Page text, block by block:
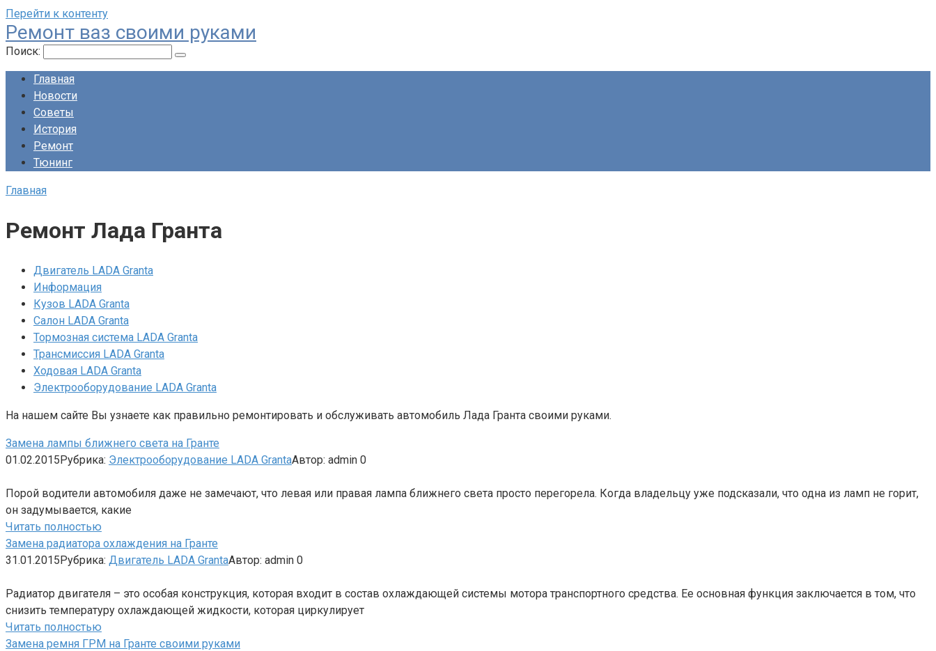
Перейти к контенту
Ремонт ваз своими руками
Поиск:
Главная
Новости
Советы
История
Ремонт
Тюнинг
Главная
Ремонт Лада Гранта
Двигатель LADA Granta
Информация
Кузов LADA Granta
Салон LADA Granta
Тормозная система LADA Granta
Трансмиссия LADA Granta
Ходовая LADA Granta
Электрооборудование LADA Granta
На нашем сайте Вы узнаете как правильно ремонтировать и обслуживать автомобиль Лада Гранта своими руками.
Замена лампы ближнего света на Гранте
01.02.2015Рубрика: Электрооборудование LADA GrantaАвтор: admin 0
Порой водители автомобиля даже не замечают, что левая или правая лампа ближнего света просто перегорела. Когда владельцу уже подсказали, что одна из ламп не горит,
он задумывается, какие
Читать полностью
Замена радиатора охлаждения на Гранте
31.01.2015Рубрика: Двигатель LADA GrantaАвтор: admin 0
Радиатор двигателя – это особая конструкция, которая входит в состав охлаждающей системы мотора транспортного средства. Ее основная функция заключается в том, что
снизить температуру охлаждающей жидкости, которая циркулирует
Читать полностью
Замена ремня ГРМ на Гранте своими руками